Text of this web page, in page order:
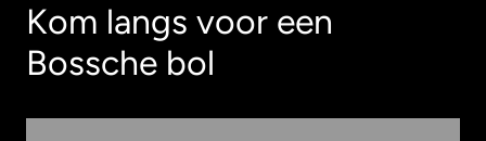
Kom langs voor een
Bossche bol